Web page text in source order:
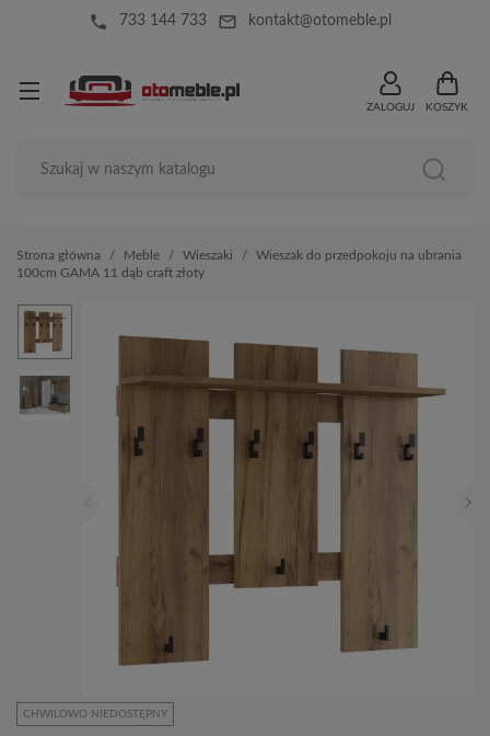
local_phone 733 144 733 mail_outline kontakt@otomeble.pl
ZALOGUJ KOSZYK
Strona główna Meble Wieszaki
Wieszak do przedpokoju na ubrania
100cm GAMA 11 dąb craft złoty
CHWILOWO NIEDOSTĘPNY